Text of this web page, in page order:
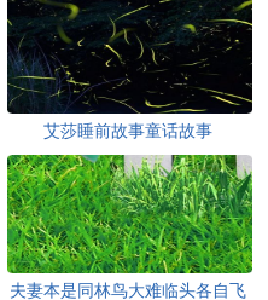
艾莎睡前故事童话故事
夫妻本是同林鸟大难临头各自飞